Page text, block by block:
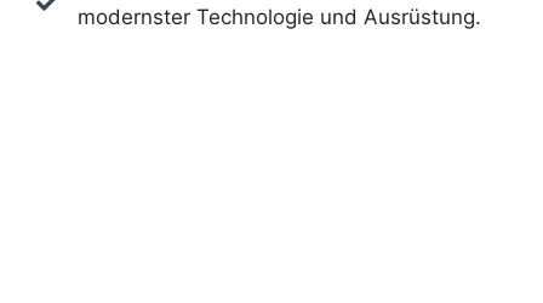
modernster Technologie und Ausrüstung.